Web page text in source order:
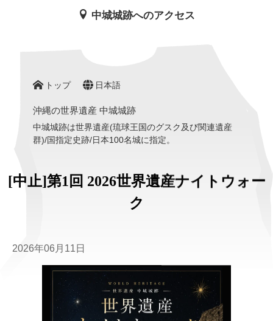
中城城跡へのアクセス
トップ 日本語
沖縄の世界遺産 中城城跡
中城城跡は世界遺産(琉球王国のグスク及び関連遺産
群)/国指定史跡/日本100名城に指定。
[中止]第1回 2026世界遺産ナイトウォー
ク
2026年06月11日